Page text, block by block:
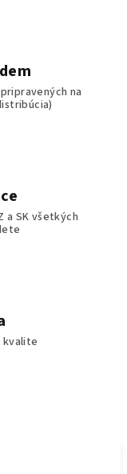
na
a SK všetkých
kvalite